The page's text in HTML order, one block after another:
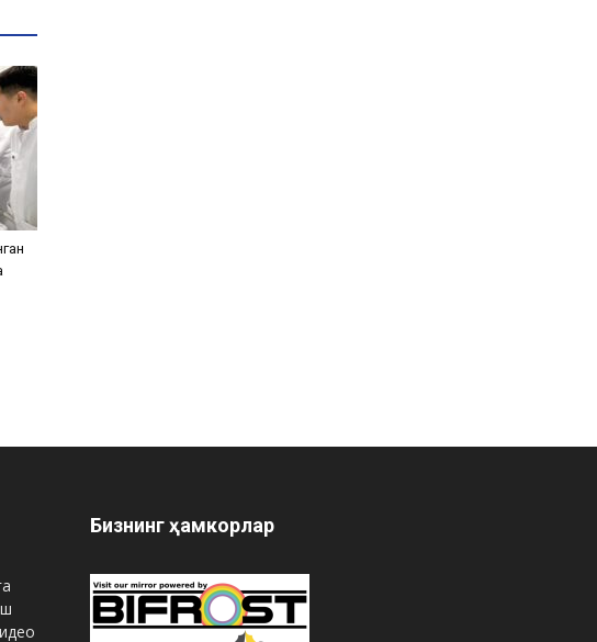
Бизнинг ҳамкорлар